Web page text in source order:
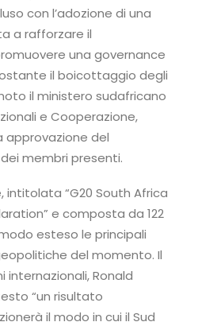
con l’adozione di una
a rafforzare il
una governance
il boicottaggio degli
il ministero sudafricano
e Cooperazione,
approvazione del
membri presenti.
intitolata “G20 South Africa
e composta da 122
esteso le principali
del momento. Il
internazionali, Ronald
“un risultato
il modo in cui il Sud